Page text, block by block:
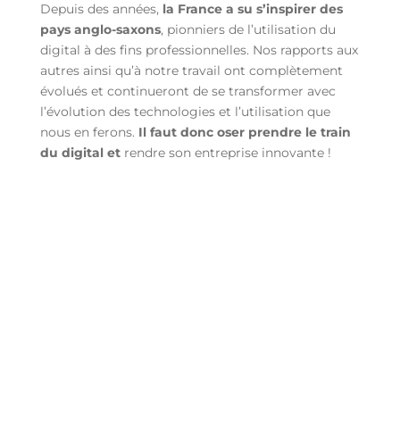
Depuis des années, la France a su s’inspirer des
pays anglo-saxons, pionniers de l’utilisation du
digital à des fins professionnelles. Nos rapports aux
autres ainsi qu’à notre travail ont complètement
évolués et continueront de se transformer avec
l’évolution des technologies et l’utilisation que
nous en ferons. Il faut donc oser prendre le train
du digital et rendre son entreprise innovante !